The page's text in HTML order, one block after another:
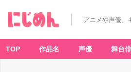
アニメや声優、
TOP 作品名 声優 舞台